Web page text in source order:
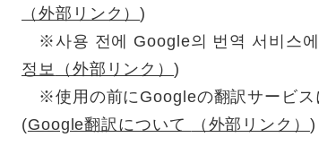
（外部リンク）)
※사용 전에 Google의 번역 서비스
정보 （外部リンク）)
※使用の前にGoogleの翻訳サービス
(Google翻訳について （外部リンク） )